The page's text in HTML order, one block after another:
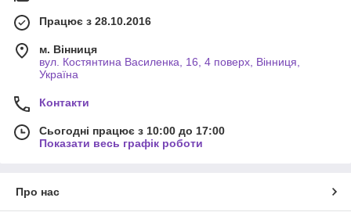
Працює з 28.10.2016
м. Вінниця
вул. Костянтина Василенка, 16, 4 поверх, Вінниця,
Україна
Контакти
Сьогодні працює з 10:00 до 17:00
Показати весь графік роботи
Про нас